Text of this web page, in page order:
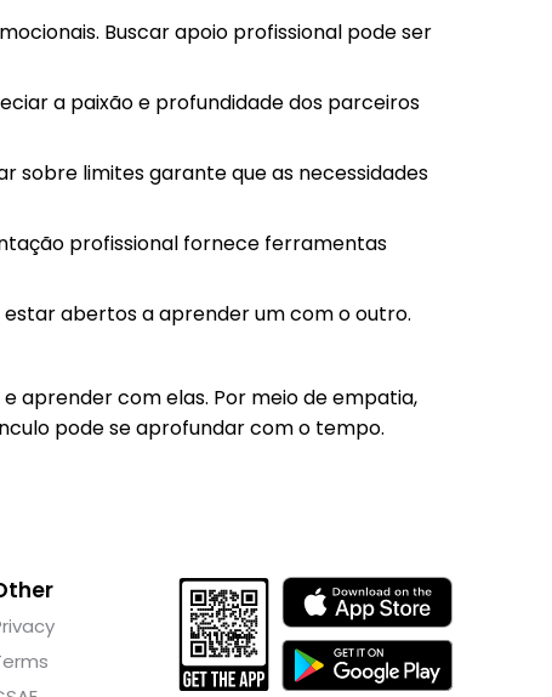
Buscar apoio profissional pode ser
a paixão e profundidade dos parceiros
sobre limites garante que as necessidades
profissional fornece ferramentas
abertos a aprender um com o outro.
aprender com elas. Por meio de empatia,
pode se aprofundar com o tempo.